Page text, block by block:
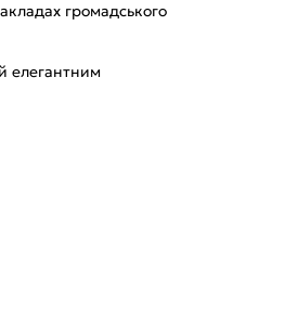
громадського
елегантним